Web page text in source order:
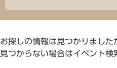
お探しの情報は見つかりました
見つからない場合はイベント検